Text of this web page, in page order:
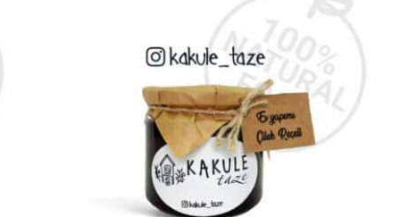
AYRINTILAR